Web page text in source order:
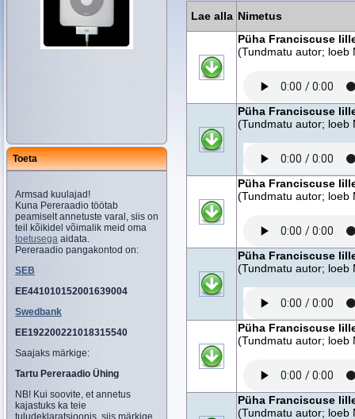
Toeta
Armsad kuulajad!
Kuna Pereraadio töötab
peamiselt annetuste varal, siis on
teil kõikidel võimalik meid oma
toetusega aidata.
Pereraadio pangakontod on:
SEB
EE441010152001639004
Swedbank
EE192200221018315540
Saajaks märkige:
Tartu Pereraadio Ühing
NB! Kui soovite, et annetus
kajastuks ka teie
tuludeklaratsioonis, siis märkige
Lae alla Nimetus
Püha Franciscuse
(Tundmatu autor; loeb
Püha Franciscuse
(Tundmatu autor; loeb
Püha Franciscuse
(Tundmatu autor; loeb
Püha Franciscuse
(Tundmatu autor; loeb
Püha Franciscuse
(Tundmatu autor; loeb
Püha Franciscuse
(Tundmatu autor; loeb